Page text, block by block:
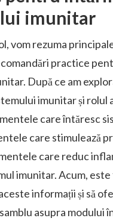
imunitar
vom rezuma
practice
După ce am
imunitar și rolul
care întăresc
care stimulează
care reduc
imunitar. Acum, este
informații și să
asupra modului